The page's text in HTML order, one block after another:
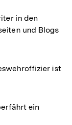
in den
und Blogs
ist
ein